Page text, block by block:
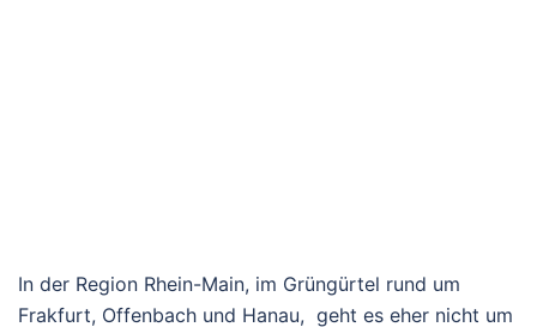
In der Region Rhein-Main, im Grüngürtel rund um
Frakfurt, Offenbach und Hanau, geht es eher nicht um